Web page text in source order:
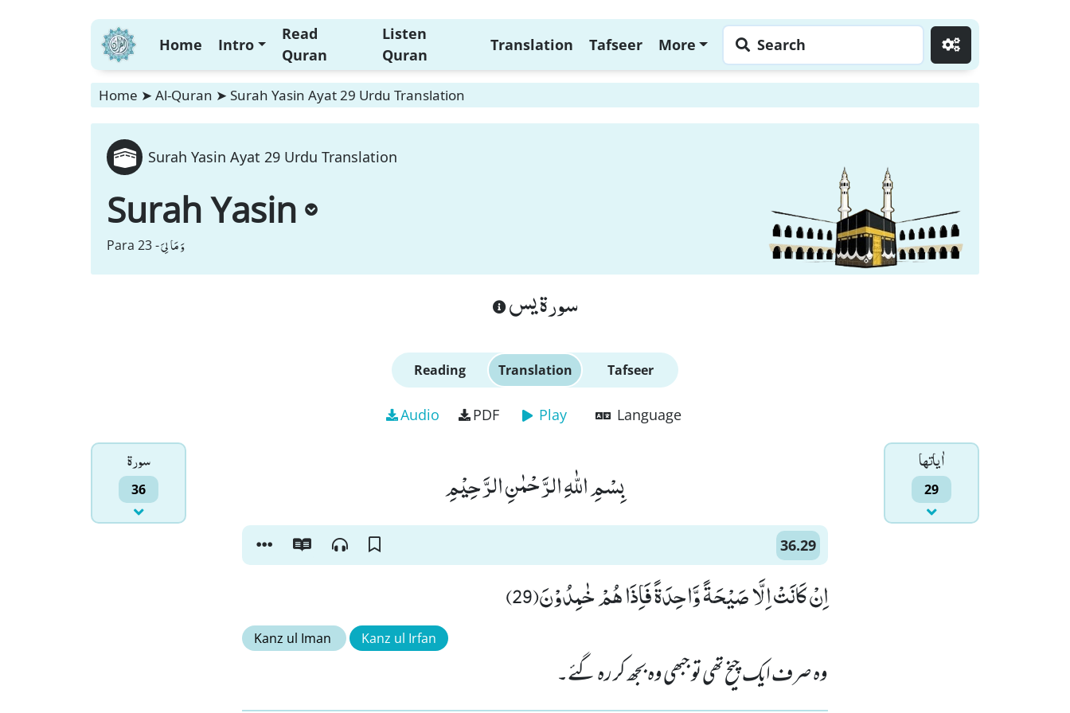
Home Intro
Read
Quran
Listen
Quran
Translation Tafseer More Search
Home ➤ Al-Quran ➤ Surah Yasin Ayat 29 Urdu Translation
Surah Yasin Ayat 29 Urdu Translation
Surah Yasin
Para 23 -وَ مَا لِیَ
سورة يس
Reading Translation Tafseer
Audio PDF Play Language
سورۃ
36
اٰياتها
29 بِسْمِ اللّٰهِ الرَّحْمٰنِ الرَّحِیْمِ
36.29
اِنْ كَانَتْ اِلَّا صَیْحَةً وَّاحِدَةً فَاِذَا هُمْ خٰمِدُوْنَ(29)
Kanz ul Iman Kanz ul Irfan
وہ صرف ایک چیخ تھی توجبھی وہ بجھ کر رہ گئے۔